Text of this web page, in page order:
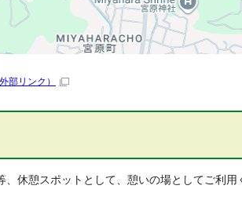
外部リンク）
、休憩スポットとして、憩いの場としてご利用